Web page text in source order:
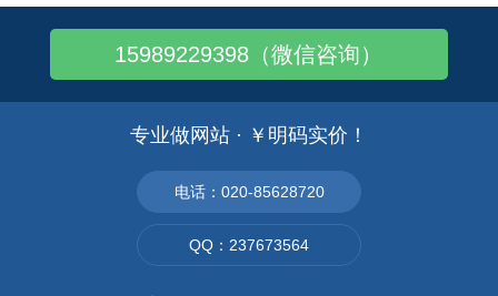
FLASH网页载入速度问题
企业网站的管理后台和网站优化的关系
网站建设中发外链你要注意几点?
15989229398（微信咨询）
专业做网站 · ￥明码实价！
电话：020-85628720
QQ：237673564